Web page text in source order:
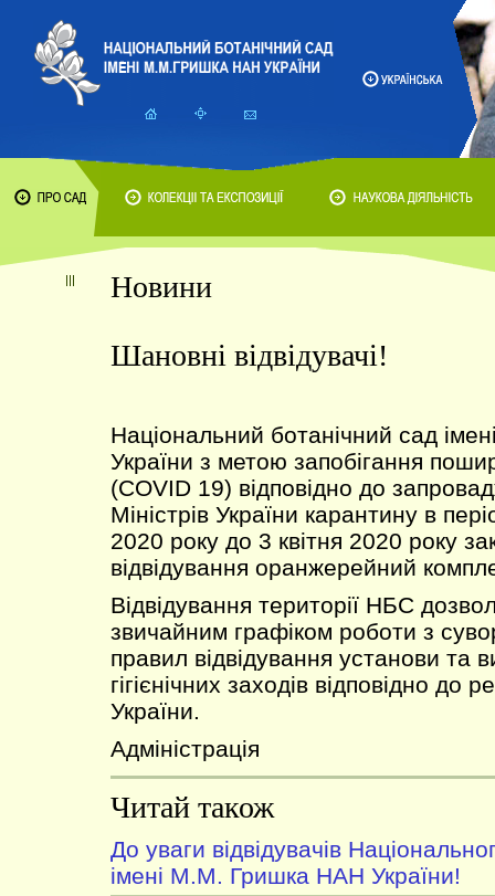
Новини
Шановні відвідувачі!
Національний ботанічний сад
України з метою запобігання
(COVID 19) відповідно до
Міністрів України карантину в
2020 року до 3 квітня 2020 року
відвідування оранжерейний
Відвідування території НБС
звичайним графіком роботи з
правил відвідування установи та
гігієнічних заходів відповідно
України.
Адміністрація
Читай також
До уваги відвідувачів
імені М.М. Гришка НАН України!